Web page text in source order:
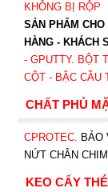
KHÔNG BỊ RỘP
SẢN PHẨM
HÀNG - KHÁCH
- GPUTTY. BỘT
CỘT - BẬC CẦU
CHẤT PHỦ
CPROTEC. BẢO
NỨT CHÂN CHIM
KEO CẤY